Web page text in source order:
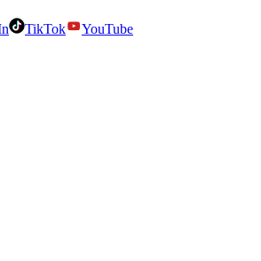
TikTok
YouTube